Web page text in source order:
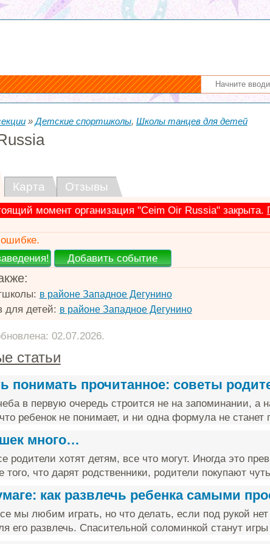
»Детские спортшколы, Школы танцев для детей
Карта Отзывы
момент организация "Ceim Oir Russia" закрыта.
в районе Западное Дегунино
для детей: в районе Западное Дегунино
02.07.2026.
статьи
понимать прочитанное: советы
в первую очередь строится не на запоминании, а
ребенок не понимает, и ни одна формула не станет
много…
родители хотят детям, все что могут. Иногда это
того, что дарят родственники, родители покупают
как развлечь ребенка самыми
мы любим играть, но что делать, если под рукой нет
его развлечь. Спасительной соломинкой станут